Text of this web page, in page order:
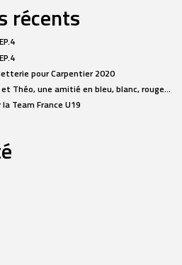
récents
pour Carpentier 2020
et Théo, une amitié en bleu, blanc, rouge…
Team France U19